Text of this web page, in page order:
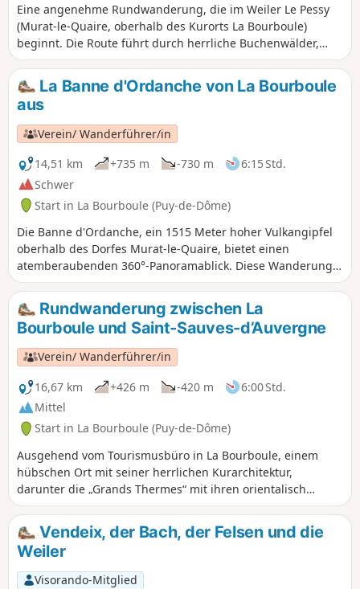
Eine angenehme Rundwanderung, die im Weiler Le Pessy
(Murat-le-Quaire, oberhalb des Kurorts La Bourboule)
beginnt. Die Route führt durch herrliche Buchenwälder,
bevor sie die Sommerweiden und Hochweiden der Banne
d’Ordanche erreicht. Dieser 1.512 m hohe Vulkangipfel
bietet ein außergewöhnliches Panorama: von den Monts du
Cantal über die Hochebenen der Corrèze bis hin zu den
Monts Dômes.
La Banne d'Ordanche von La Bourboule
aus
Verein/ Wanderführer/in
14,51 km
+735 m -730 m
6:15 Std.
Schwer
Start in La Bourboule (Puy-de-Dôme)
Die Banne d'Ordanche, ein 1515 Meter hoher Vulkangipfel
oberhalb des Dorfes Murat-le-Quaire, bietet einen
atemberaubenden 360°-Panoramablick. Diese Wanderung
beginnt mit einem Aufstieg, zunächst in sanften
Serpentinen, um schließlich über Treppen zum Gipfel der
Banne zu führen.
Rundwanderung zwischen La
Bourboule und Saint-Sauves-d’Auvergne
Verein/ Wanderführer/in
16,67 km
+426 m -420 m
6:00 Std.
Mittel
Start in La Bourboule (Puy-de-Dôme)
Ausgehend vom Tourismusbüro in La Bourboule, einem
hübschen Ort mit seiner herrlichen Kurarchitektur,
darunter die „Grands Thermes“ mit ihren orientalisch
anmutenden Kuppeln, führt Sie diese Rundwanderung
durch die Landschaften des oberen Dordogne-Tals, vorbei
an Saint-Sauves-d’Auvergne, einem Dorf, das 2016 als
„Classée Commune Touristique“ (touristisch ausgezeichnete
Gemeinde) ausgezeichnet wurde.
Vendeix, der Bach, der Felsen und die
Weiler
Visorando-Mitglied